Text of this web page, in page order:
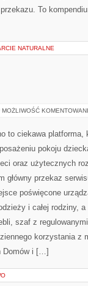
To
NATURALNE
MOŻLIWOŚĆ
to ciekawa platforma,
pokoju
oraz użytecznych
główny przekaz
poświęcone
i całej rodziny,
szaf z regulowanymi
korzystania z
Domów i […]